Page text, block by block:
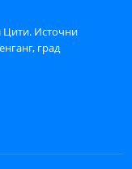
Цити. Источни
град